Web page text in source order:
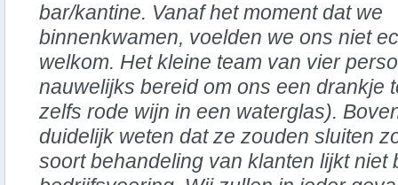
bar/kantine. Vanaf het moment dat we
binnenkwamen, voelden we ons niet
welkom. Het kleine team van vier
nauwelijks bereid om ons een drankje
zelfs rode wijn in een waterglas).
duidelijk weten dat ze zouden sluiten
soort behandeling van klanten lijkt niet